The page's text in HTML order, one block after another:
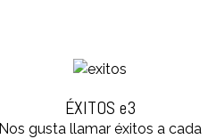
ÉXITOS e3
Nos gusta llamar éxitos a cada